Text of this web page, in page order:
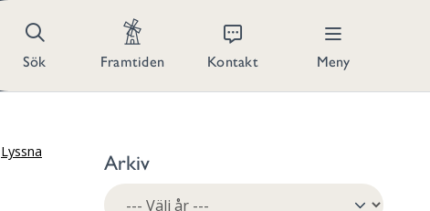
Sök Framtiden Kontakt Meny
Lyssna Arkiv